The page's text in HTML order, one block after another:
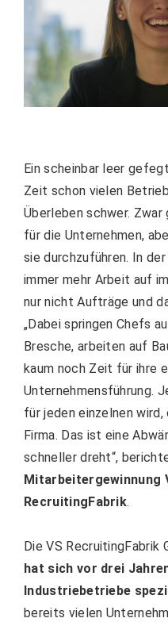
Ein scheinbar leer
Zeit schon vielen
Überleben schwer.
für die Unternehmen,
sie durchzuführen. In
immer mehr Arbeit auf
nur nicht Aufträge und
„Dabei springen Chefs
Bresche, arbeiten auf
kaum noch Zeit für ihre
Unternehmensführung.
für jeden einzelnen
Firma. Das ist eine
schneller dreht“,
Mitarbeitergewinnung
RecruitingFabrik.
DieVS RecruitingFabrik
hat sich vor drei
Industriebetriebe
bereits vielen